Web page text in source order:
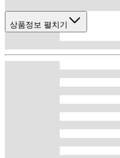
상품정보 펼치기